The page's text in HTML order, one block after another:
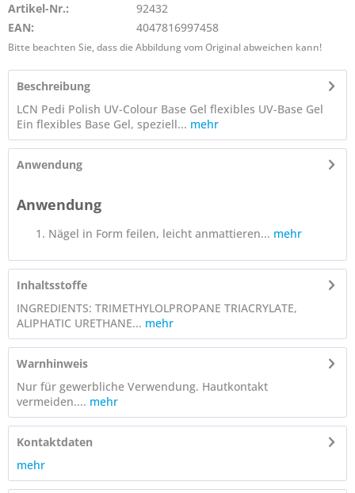
Artikel-Nr.:
92432
EAN:
4047816997458
Bitte beachten Sie, dass die Abbildung vom Original abweichen kann!
Beschreibung
LCN Pedi Polish UV-Colour Base Gel flexibles UV-Base Gel
Ein flexibles Base Gel, speziell... mehr
Anwendung
Anwendung
Nägel in Form feilen, leicht anmattieren... mehr
Inhaltsstoffe
INGREDIENTS: TRIMETHYLOLPROPANE TRIACRYLATE,
ALIPHATIC URETHANE... mehr
Warnhinweis
Nur für gewerbliche Verwendung. Hautkontakt
vermeiden.... mehr
Kontaktdaten
mehr